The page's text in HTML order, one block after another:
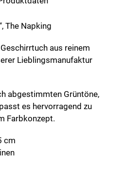
The Napking
aus reinem
Lieblingsmanufaktur
abgestimmten Grüntöne,
es hervorragend zu
Farbkonzept.
cm